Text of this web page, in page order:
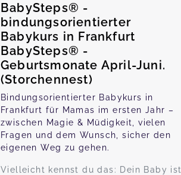
BabySteps® -
bindungsorientierter
Babykurs in Frankfurt
BabySteps® -
Geburtsmonate April-Juni.
(Storchennest)
Bindungsorientierter Babykurs in
Frankfurt für Mamas im ersten Jahr –
zwischen Magie & Müdigkeit, vielen
Fragen und dem Wunsch, sicher den
eigenen Weg zu gehen.
Vielleicht kennst du das: Dein Baby ist